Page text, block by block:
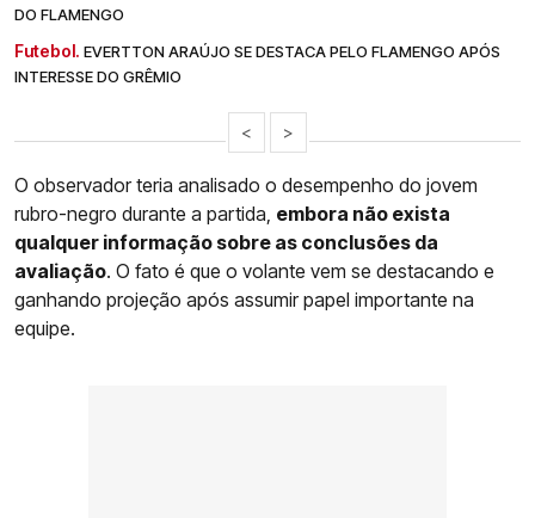
DO FLAMENGO
Futebol. EVERTTON ARAÚJO SE DESTACA PELO FLAMENGO APÓS
INTERESSE DO GRÊMIO
< >
O observador teria analisado o desempenho do jovem
rubro-negro durante a partida, embora não exista
qualquer informação sobre as conclusões da
avaliação. O fato é que o volante vem se destacando e
ganhando projeção após assumir papel importante na
equipe.